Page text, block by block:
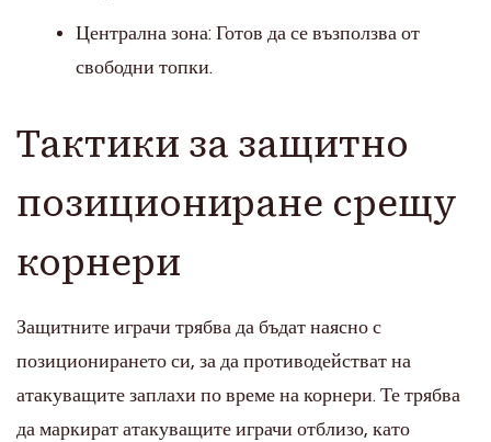
Централна зона: Готов да се възползва от
свободни топки.
Тактики за защитно
позициониране срещу
корнери
Защитните играчи трябва да бъдат наясно с
позиционирането си, за да противодействат на
атакуващите заплахи по време на корнери. Те трябва
да маркират атакуващите играчи отблизо, като